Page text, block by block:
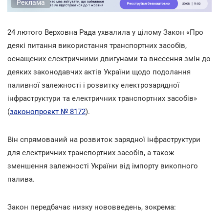
Реклама
24 лютого Верховна Рада ухвалила у цілому Закон «Про
деякі питання використання транспортних засобів,
оснащених електричними двигунами та внесення змін до
деяких законодавчих актів України щодо подолання
паливної залежності і розвитку електрозарядної
інфраструктури та електричних транспортних засобів»
(законопроєкт № 8172).
Він спрямований на розвиток зарядної інфраструктури
для електричних транспортних засобів, а також
зменшення залежності України від імпорту викопного
палива.
Закон передбачає низку нововведень, зокрема: